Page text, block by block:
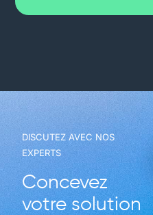
DISCUTEZ AVEC NOS
EXPERTS
Concevez
votre solution